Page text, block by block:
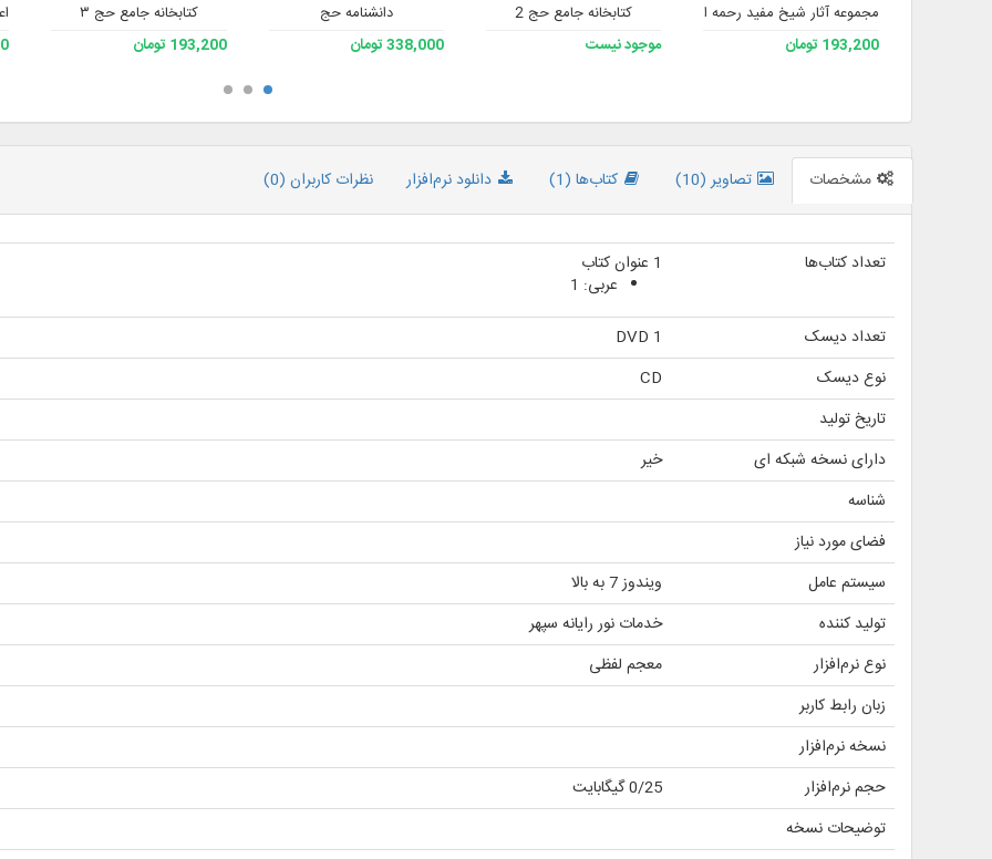
مجموعه آثار شیخ مفید رحمه الله 2
193,200 تومان
کتابخانه جامع حج 2
موجود نیست
دانشنامه حج
338,000 تومان
کتابخانه جامع حج ۳
193,200 تومان
مشخصات تصاویر (10) کتاب‌ها (1) دانلود نرم‌افزار نظرات کاربران (0)
تعداد کتاب‌ها
1 عنوان کتاب
عربی: 1
تعداد دیسک
1 DVD
نوع دیسک
CD
تاریخ تولید
دارای نسخه شبکه ای
خیر
شناسه
فضای مورد نیاز
سیستم عامل
ویندوز 7 به بالا
تولید کننده
خدمات نور رایانه سپهر
نوع نرم‌افزار
معجم لفظی
زبان رابط کاربر
نسخه نرم‌افزار
حجم نرم‌افزار
0/25 گیگابایت
توضیحات نسخه